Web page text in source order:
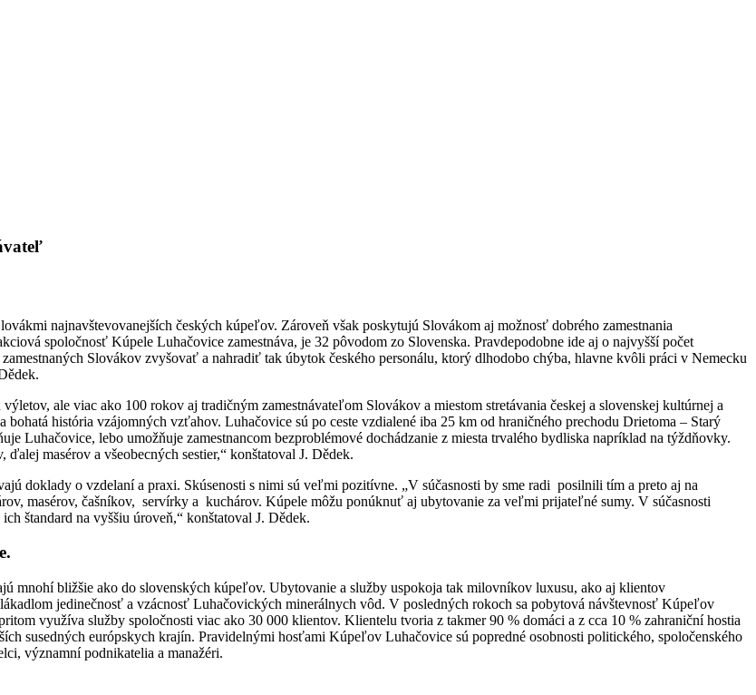
najnavštevovanejších českých kúpeľov. Zároveň však poskytujú Slovákom aj možnosť dobrého zamestnania
spoločnosť Kúpele Luhačovice zamestnáva, je 32 pôvodom zo Slovenska. Pravdepodobne ide aj o najvyšší počet
Slovákov zvyšovať a nahradiť tak úbytok českého personálu, ktorý dlhodobo chýba, hlavne kvôli práci v Nemecku
ale viac ako 100 rokov aj tradičným zamestnávateľom Slovákov a miestom stretávania českej a slovenskej kultúrnej a
história vzájomných vzťahov. Luhačovice sú po ceste vzdialené iba 25 km od hraničného prechodu Drietoma – Starý
Luhačovice, lebo umožňuje zamestnancom bezproblémové dochádzanie z miesta trvalého bydliska napríklad na týždňovky.
masérov a všeobecných sestier,“ konštatoval J. Dědek.
doklady o vzdelaní a praxi. Skúsenosti s nimi sú veľmi pozitívne. „V súčasnosti by sme radi posilnili tím a preto aj na
masérov, čašníkov, servírky a kuchárov. Kúpele môžu ponúknuť aj ubytovanie za veľmi prijateľné sumy. V súčasnosti
štandard na vyššiu úroveň,“ konštatoval J. Dědek.
mnohí bližšie ako do slovenských kúpeľov. Ubytovanie a služby uspokoja tak milovníkov luxusu, ako aj klientov
jedinečnosť a vzácnosť Luhačovických minerálnych vôd. V posledných rokoch sa pobytová návštevnosť Kúpeľov
využíva služby spoločnosti viac ako 30 000 klientov. Klientelu tvoria z takmer 90 % domáci a z cca 10 % zahraniční hostia
susedných európskych krajín. Pravidelnými hosťami Kúpeľov Luhačovice sú popredné osobnosti politického, spoločenského
významní podnikatelia a manažéri.